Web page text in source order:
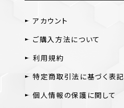
アカウント
ご購入方法について
利用規約
特定商取引法に基づく表記
個人情報の保護に関して